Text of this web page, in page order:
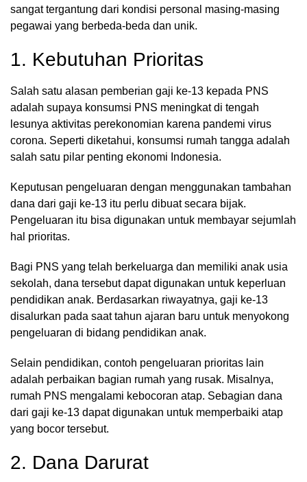
sangat tergantung dari kondisi personal masing-masing
pegawai yang berbeda-beda dan unik.
1. Kebutuhan Prioritas
Salah satu alasan pemberian gaji ke-13 kepada PNS
adalah supaya konsumsi PNS meningkat di tengah
lesunya aktivitas perekonomian karena pandemi virus
corona. Seperti diketahui, konsumsi rumah tangga adalah
salah satu pilar penting ekonomi Indonesia.
Keputusan pengeluaran dengan menggunakan tambahan
dana dari gaji ke-13 itu perlu dibuat secara bijak.
Pengeluaran itu bisa digunakan untuk membayar sejumlah
hal prioritas.
Bagi PNS yang telah berkeluarga dan memiliki anak usia
sekolah, dana tersebut dapat digunakan untuk keperluan
pendidikan anak. Berdasarkan riwayatnya, gaji ke-13
disalurkan pada saat tahun ajaran baru untuk menyokong
pengeluaran di bidang pendidikan anak.
Selain pendidikan, contoh pengeluaran prioritas lain
adalah perbaikan bagian rumah yang rusak. Misalnya,
rumah PNS mengalami kebocoran atap. Sebagian dana
dari gaji ke-13 dapat digunakan untuk memperbaiki atap
yang bocor tersebut.
2. Dana Darurat